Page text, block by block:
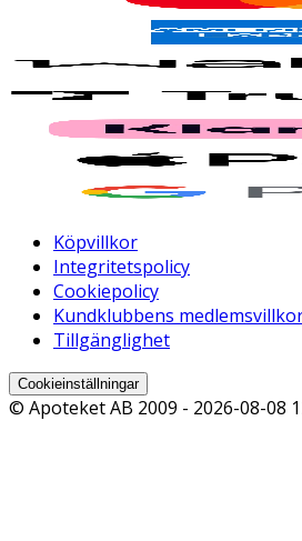
Köpvillkor
Integritetspolicy
Cookiepolicy
Kundklubbens
Tillgänglighet
Cookieinställningar
© Apoteket AB 2009 - 2026-08-08